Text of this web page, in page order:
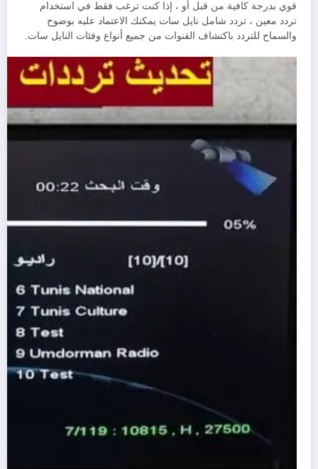
قوي بدرجة كافية من قبل أو ، إذا كنت ترغب فقط في استخدام
تردد معين ، تردد شامل نايل سات يمكنك الاعتماد عليه بوضوح
والسماح للتردد باكتشاف القنوات من جميع أنواع وفئات النايل سات.